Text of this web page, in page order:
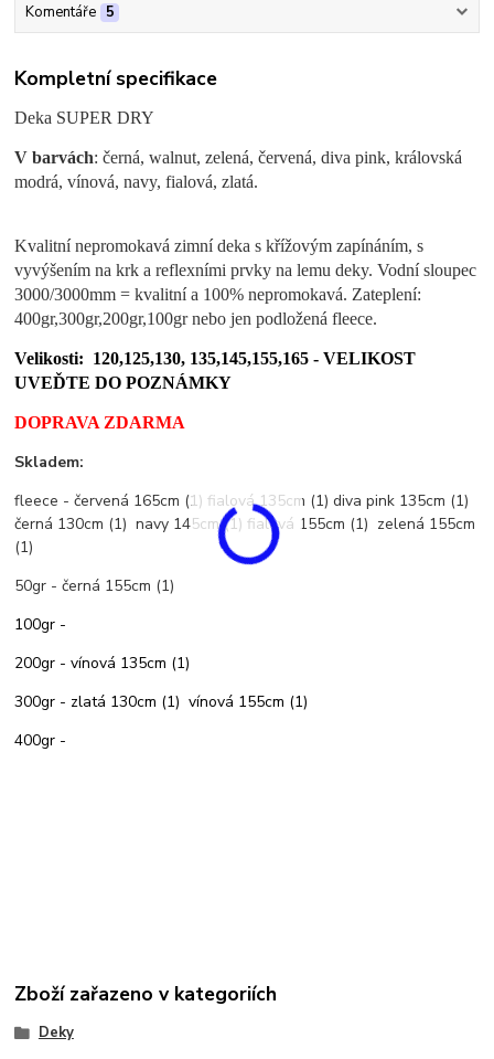
Komentáře 5
Kompletní specifikace
Deka SUPER DRY
V barvách: černá, walnut, zelená, červená, diva pink, královská
modrá, vínová, navy, fialová, zlatá.
Kvalitní nepromokavá zimní deka s křížovým zapínáním, s
vyvýšením na krk a reflexními prvky na lemu deky. Vodní sloupec
3000/3000mm = kvalitní a 100% nepromokavá. Zateplení:
400gr,300gr,200gr,100gr nebo jen podložená fleece.
Velikosti: 120,125,130, 135,145,155,165 -VELIKOST
UVEĎTE DO POZNÁMKY
DOPRAVA ZDARMA
Skladem:
fleece - červená 165cm (1) fialová 135cm (1) diva pink 135cm (1)
černá 130cm (1) navy 145cm (1) fialová 155cm (1) zelená 155cm
(1)
50gr - černá 155cm (1)
100gr -
200gr - vínová 135cm (1)
300gr - zlatá 130cm (1) vínová 155cm (1)
400gr -
Zboží zařazeno v kategoriích
Deky